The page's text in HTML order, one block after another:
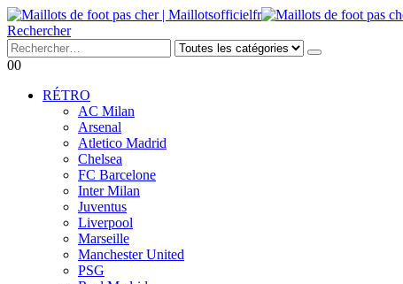
Rechercher
00
RÉTRO
AC Milan
Arsenal
Atletico Madrid
Chelsea
FC Barcelone
Inter Milan
Juventus
Liverpool
Marseille
Manchester United
PSG